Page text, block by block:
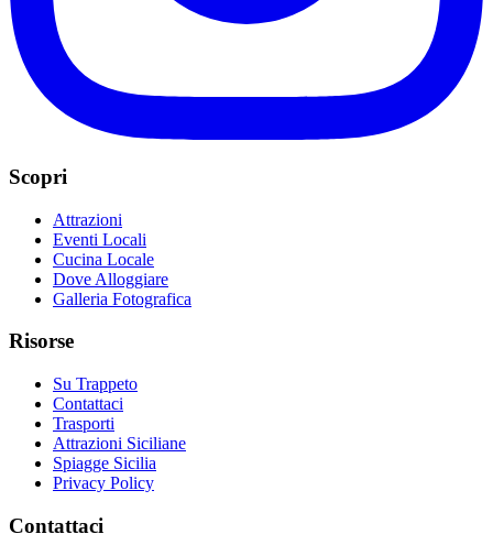
Scopri
Attrazioni
Eventi Locali
Cucina Locale
Dove Alloggiare
Galleria Fotografica
Risorse
Su Trappeto
Contattaci
Trasporti
Attrazioni Siciliane
Spiagge Sicilia
Privacy Policy
Contattaci